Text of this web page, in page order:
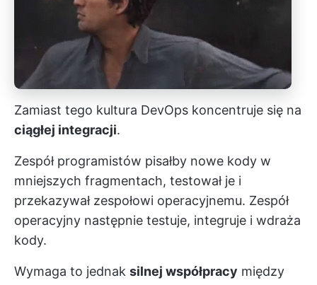
Zamiast tego kultura DevOps koncentruje się na
ciągłej integracji.
Zespół programistów pisałby nowe kody w
mniejszych fragmentach, testował je i
przekazywał zespołowi operacyjnemu. Zespół
operacyjny następnie testuje, integruje i wdraża
kody.
Wymaga to jednak silnej współpracy między